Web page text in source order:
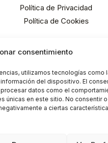
consentimiento
utilizamos tecnologías como
del dispositivo. El
datos como el
únicas en este sitio. No consentir o
a ciertas
Política de Privacidad
Política de Cookies